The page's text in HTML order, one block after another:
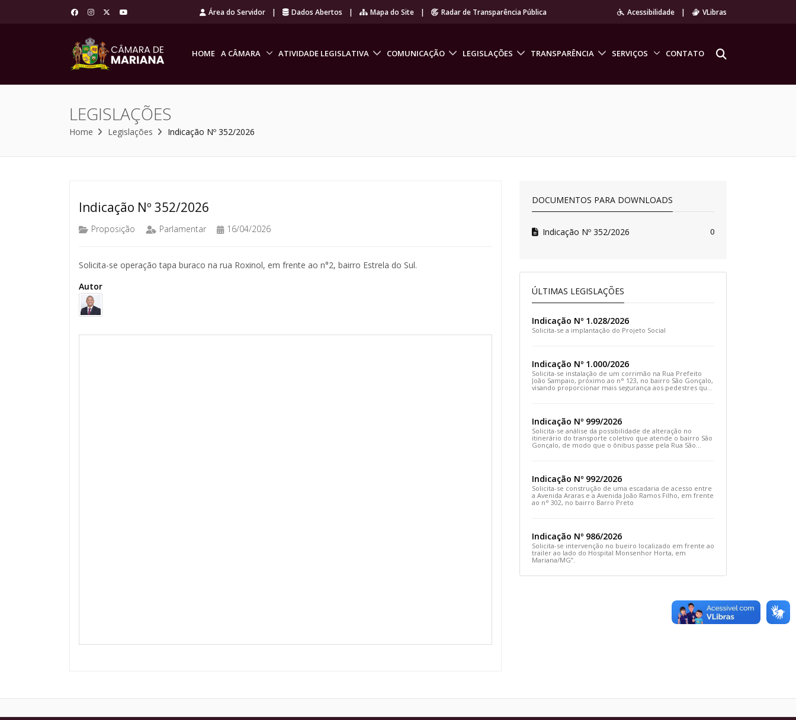
Área do Servidor | Dados Abertos | Mapa do Site | Radar de Transparência Pública Acessibilidade | VLibras
HOME A CÂMARA ATIVIDADE LEGISLATIVA COMUNICAÇÃO LEGISLAÇÕES TRANSPARÊNCIA SERVIÇOS CONTATO
LEGISLAÇÕES
Home Legislações Indicação Nº 352/2026
Indicação Nº 352/2026
Proposição Parlamentar 16/04/2026
Solicita-se operação tapa buraco na rua Roxinol, em frente ao n°2, bairro Estrela do Sul.
Autor
DOCUMENTOS PARA DOWNLOADS
Indicação Nº 352/2026 0
ÚLTIMAS LEGISLAÇÕES
Indicação Nº 1.028/2026
Solicita-se a implantação do Projeto Social
Indicação Nº 1.000/2026
Solicita-se instalação de um corrimão na Rua Prefeito
João Sampaio, próximo ao n° 123, no bairro São Gonçalo,
visando proporcionar mais segurança aos pedestres que
Indicação Nº 999/2026
Solicita-se análise da possibilidade de alteração no
itinerário do transporte coletivo que atende o bairro São
Gonçalo, de modo que o ônibus passe pela Rua São
Indicação Nº 992/2026
Solicita-se construção de uma escadaria de acesso entre
a Avenida Araras e a Avenida João Ramos Filho, em frente
ao n° 302, no bairro Barro Preto
Indicação Nº 986/2026
Solicita-se intervenção no bueiro localizado em frente ao
trailer ao lado do Hospital Monsenhor Horta, em
Mariana/MG”.